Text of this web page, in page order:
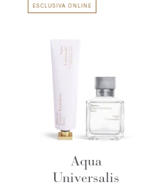
ESCLUSIVA ONLINE
Aqua
Universalis